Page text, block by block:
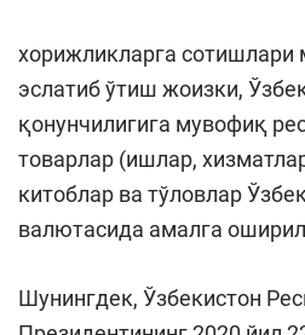
хорижликларга
эслатиб ўтиш жоизки,
қонунчилигига мувофиқ
товарлар (ишлар,
китоблар ва тўловлар
валютасида амалга
Шунингдек, Ўзбекистон